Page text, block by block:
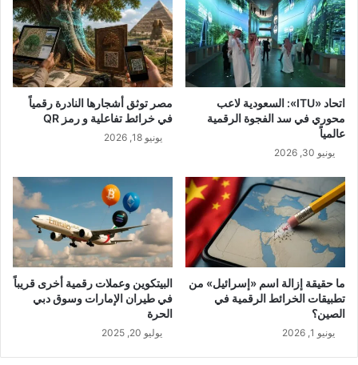
اتحاد «ITU»: السعودية لاعب
محوري في سد الفجوة الرقمية
عالمياً
يونيو 30, 2026
مصر توثق أشجارها النادرة رقمياً
في خرائط تفاعلية و رمز QR
يونيو 18, 2026
ما حقيقة إزالة اسم «إسرائيل» من
تطبيقات الخرائط الرقمية في
الصين؟
يونيو 1, 2026
البيتكوين وعملات رقمية أخرى قريباً
في طيران الإمارات وسوق دبي
الحرة
يوليو 20, 2025